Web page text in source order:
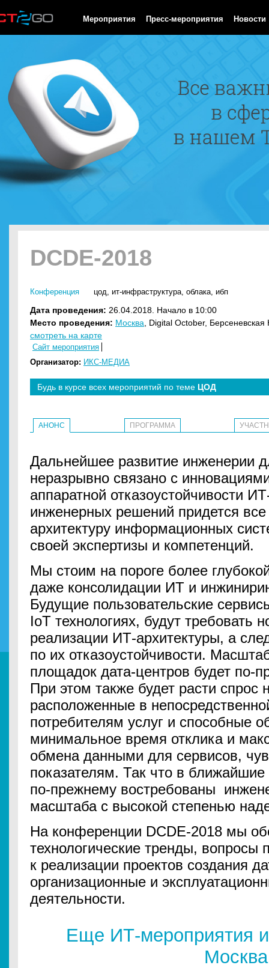
Мероприятия Пресс-мероприятия Новости
DCDE-2018
Конференция цод, ит-инфраструктура, облака, ибп
Дата проведения: 26.04.2018. Начало в 10:00
Место проведения: Москва , Digital October,
смотреть на карте
Сайт мероприятия
Организатор: ИКС-МЕДИА
Будь в курсе всех мероприятий по теме ЦОД
АНОНС ПРОГРАММА
Дальнейшее развитие инженерии
неразрывно связано с
аппаратной отказоустойчивости
инженерных решений придется все
архитектуру информационных
своей экспертизы и компетенций.
Мы стоим на пороге более
даже консолидации ИТ и
Будущие пользовательские
IoT технологиях, будут требовать
реализации ИТ-архитектуры, а
по их отказоустойчивости.
площадок дата-центров будет по-
При этом также будет расти
расположенные в
потребителям услуг и способные
минимальное время отклика и
обмена данными для сервисов,
показателям. Так что в
по-прежнему востребованы
масштаба с высокой степенью
На конференции DCDE-2018 мы
технологические тренды, вопросы
к реализации проектов создания
организационные и
деятельности.
Еще ИТ-мероприятия
Москва